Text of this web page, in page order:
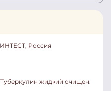
Россия
жидкий очищен.